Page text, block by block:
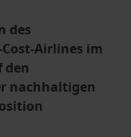
des
Airlines im
den
nachhaltigen